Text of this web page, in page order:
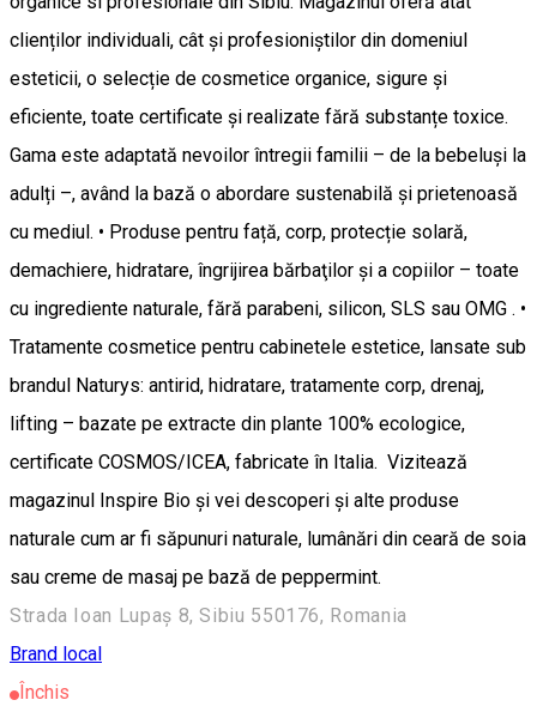
clienților individuali, cât și profesioniștilor din domeniul
esteticii, o selecție de cosmetice organice, sigure și
eficiente, toate certificate și realizate fără substanțe toxice.
Gama este adaptată nevoilor întregii familii – de la bebeluși la
adulți –, având la bază o abordare sustenabilă și prietenoasă
cu mediul. • Produse pentru față, corp, protecție solară,
demachiere, hidratare, îngrijirea bărbaţilor și a copiilor – toate
cu ingrediente naturale, fără parabeni, silicon, SLS sau OMG . •
Tratamente cosmetice pentru cabinetele estetice, lansate sub
brandul Naturys: antirid, hidratare, tratamente corp, drenaj,
lifting – bazate pe extracte din plante 100% ecologice,
certificate COSMOS/ICEA, fabricate în Italia. Vizitează
magazinul Inspire Bio și vei descoperi și alte produse
naturale cum ar fi săpunuri naturale, lumânări din ceară de soia
sau creme de masaj pe bază de peppermint.
Strada Ioan Lupaș 8, Sibiu 550176, Romania
Brand local
Închis